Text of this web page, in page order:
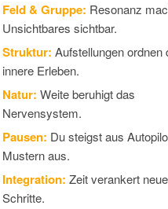
Feld & Gruppe: Resonanz
Unsichtbares sichtbar.
Struktur: Aufstellungen ordnen
innere Erleben.
Natur: Weite beruhigt das
Nervensystem.
Pausen: Du steigst aus
Mustern aus.
Integration: Zeit verankert neue
Schritte.